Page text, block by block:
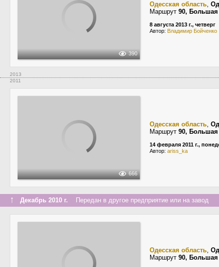
390
Одесская область,
Маршрут 90,
8 августа 2013 г., четверг
Автор: Владимир Бойченко
2013
2011
666
Одесская область,
Маршрут 90,
14 февраля 2011 г.,
Автор: ariss_ka
↑ Декабрь 2010 г. Передан в другое предприятие или на завод
Одесская область,
Маршрут 90,